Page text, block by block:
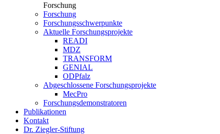
Forschung
Forschung
Forschungsschwerpunkte
Aktuelle Forschungsprojekte
READI
MDZ
TRANSFORM
GENIAL
ODPfalz
Abgeschlossene Forschungsprojekte
MecPro
Forschungsdemonstratoren
Publikationen
Kontakt
Dr. Ziegler-Stiftung